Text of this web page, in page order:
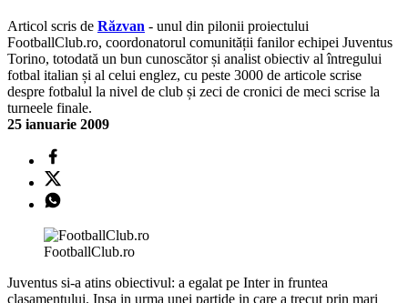
Articol scris de Răzvan - unul din pilonii proiectului
FootballClub.ro, coordonatorul comunității fanilor echipei Juventus
Torino, totodată un bun cunoscător și analist obiectiv al întregului
fotbal italian și al celui englez, cu peste 3000 de articole scrise
despre fotbalul la nivel de club și zeci de cronici de meci scrise la
turneele finale.
25 ianuarie 2009
FootballClub.ro
Juventus si-a atins obiectivul: a egalat pe Inter in fruntea
clasamentului. Insa in urma unei partide in care a trecut prin mari